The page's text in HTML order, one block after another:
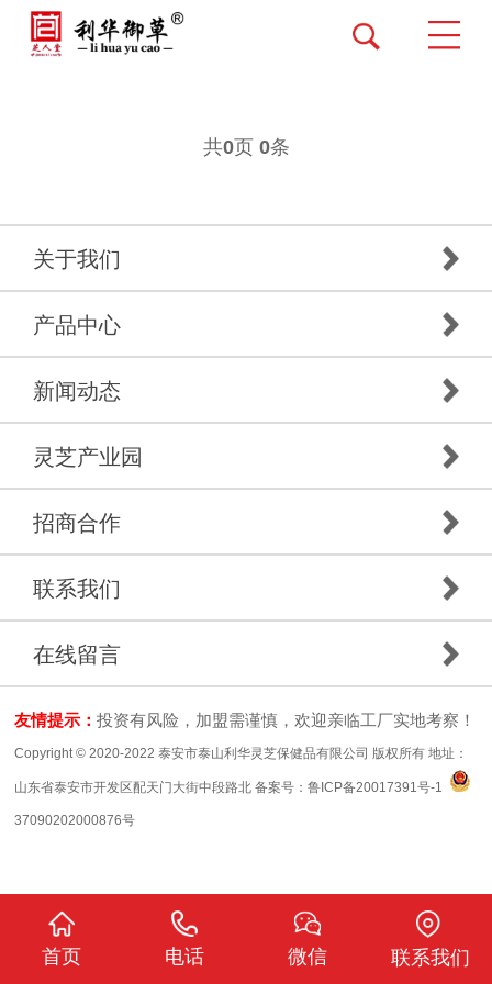
共0页 0条
关于我们
产品中心
新闻动态
灵芝产业园
招商合作
联系我们
在线留言
友情提示：投资有风险，加盟需谨慎，欢迎亲临工厂实地考察！
Copyright © 2020-2022 泰安市泰山利华灵芝保健品有限公司 版权所有 地址：
山东省泰安市开发区配天门大街中段路北 备案号：鲁ICP备20017391号-1
37090202000876号
首页 电话 微信 联系我们